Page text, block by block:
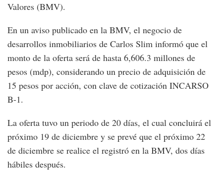
Valores (BMV).
En un aviso publicado en la BMV, el negocio de
desarrollos inmobiliarios de Carlos Slim informó que el
monto de la oferta será de hasta 6,606.3 millones de
pesos (mdp), considerando un precio de adquisición de
15 pesos por acción, con clave de cotización INCARSO
B-1.
La oferta tuvo un periodo de 20 días, el cual concluirá el
próximo 19 de diciembre y se prevé que el próximo 22
de diciembre se realice el registró en la BMV, dos días
hábiles después.